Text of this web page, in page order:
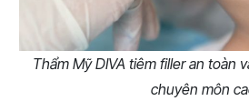
Thẩm Mỹ DIVA tiêm filler an toàn
chuyên môn